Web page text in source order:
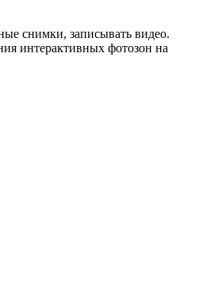
снимки, записывать видео.
интерактивных фотозон на